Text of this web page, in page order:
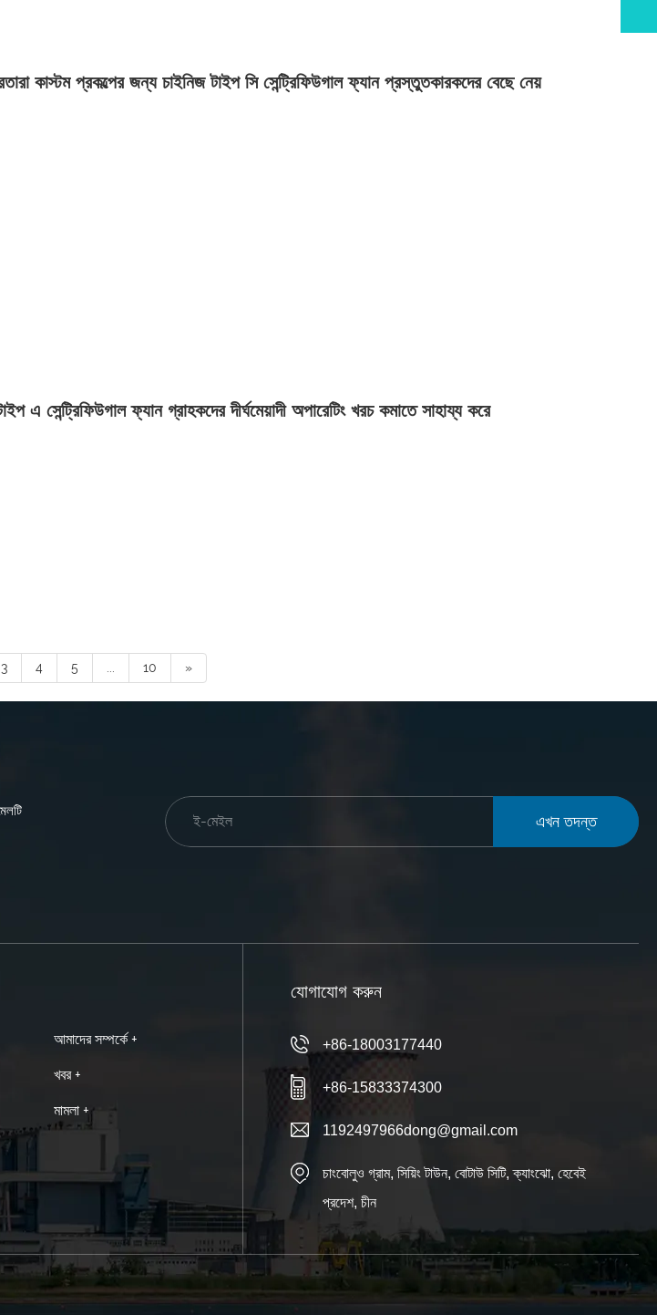
কাস্টম প্রকল্পের জন্য চাইনিজ টাইপ সি সেন্ট্রিফিউগাল ফ্যান প্রস্তুতকারকদের বেছে নেয়
এ সেন্ট্রিফিউগাল ফ্যান গ্রাহকদের দীর্ঘমেয়াদী অপারেটিং খরচ কমাতে সাহায্য করে
3 4 5 10 »
এখন তদন্ত
আমাদের সম্পর্কে +
খবর +
মামলা +
যোগাযোগ করুন
+86-18003177440
+86-15833374300
1192497966dong@gmail.com
চাংবোলুও গ্রাম, সিয়িং টাউন, বোটাউ সিটি, ক্যাংঝো, হেবেই
প্রদেশ, চীন